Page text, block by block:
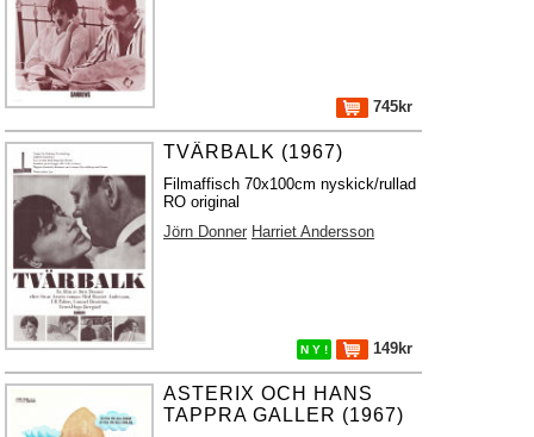
745kr
TVÄRBALK (1967)
Filmaffisch 70x100cm nyskick/rullad
RO original
Jörn Donner Harriet Andersson
N Y ! 149kr
ASTERIX OCH HANS
TAPPRA GALLER (1967)